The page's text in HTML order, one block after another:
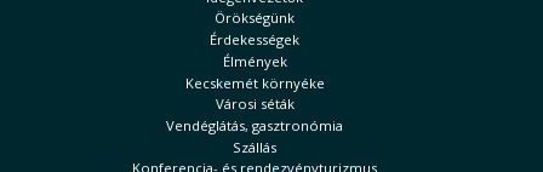
Örökségünk
Érdekességek
Élmények
Kecskemét környéke
Városi séták
Vendéglátás, gasztronómia
Szállás
Konferencia- és rendezvényturizmus